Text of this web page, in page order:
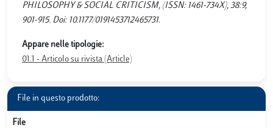
PHILOSOPHY & SOCIAL CRITICISM, (ISSN: 1461-734X), 38:9,
901-915. Doi: 10.1177/0191453712465731.
Appare nelle tipologie:
01.1 - Articolo su rivista (Article)
File in questo prodotto:
File